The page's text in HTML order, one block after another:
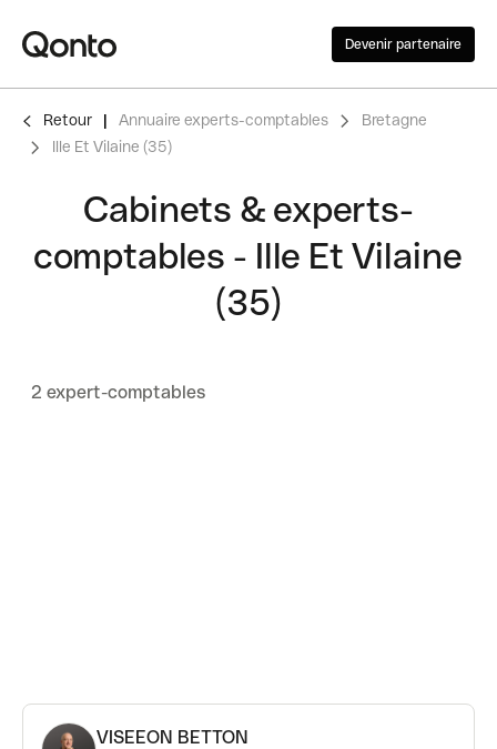
Devenir partenaire
Retour Annuaire experts-comptables
Bretagne
Ille Et Vilaine (35)
Cabinets & experts-
comptables - Ille Et Vilaine
(35)
2 expert-comptables
VISEEON BETTON